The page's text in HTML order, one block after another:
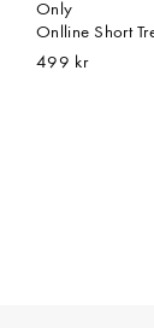
Only
Onlline Short
499 kr